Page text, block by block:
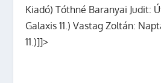
Kiadó) Tóthné Baranyai Judit:
Galaxis 11.) Vastag Zoltán:
11.)]]>